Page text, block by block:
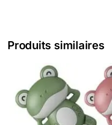
Produits similaires